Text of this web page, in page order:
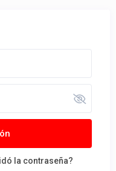
la contraseña?